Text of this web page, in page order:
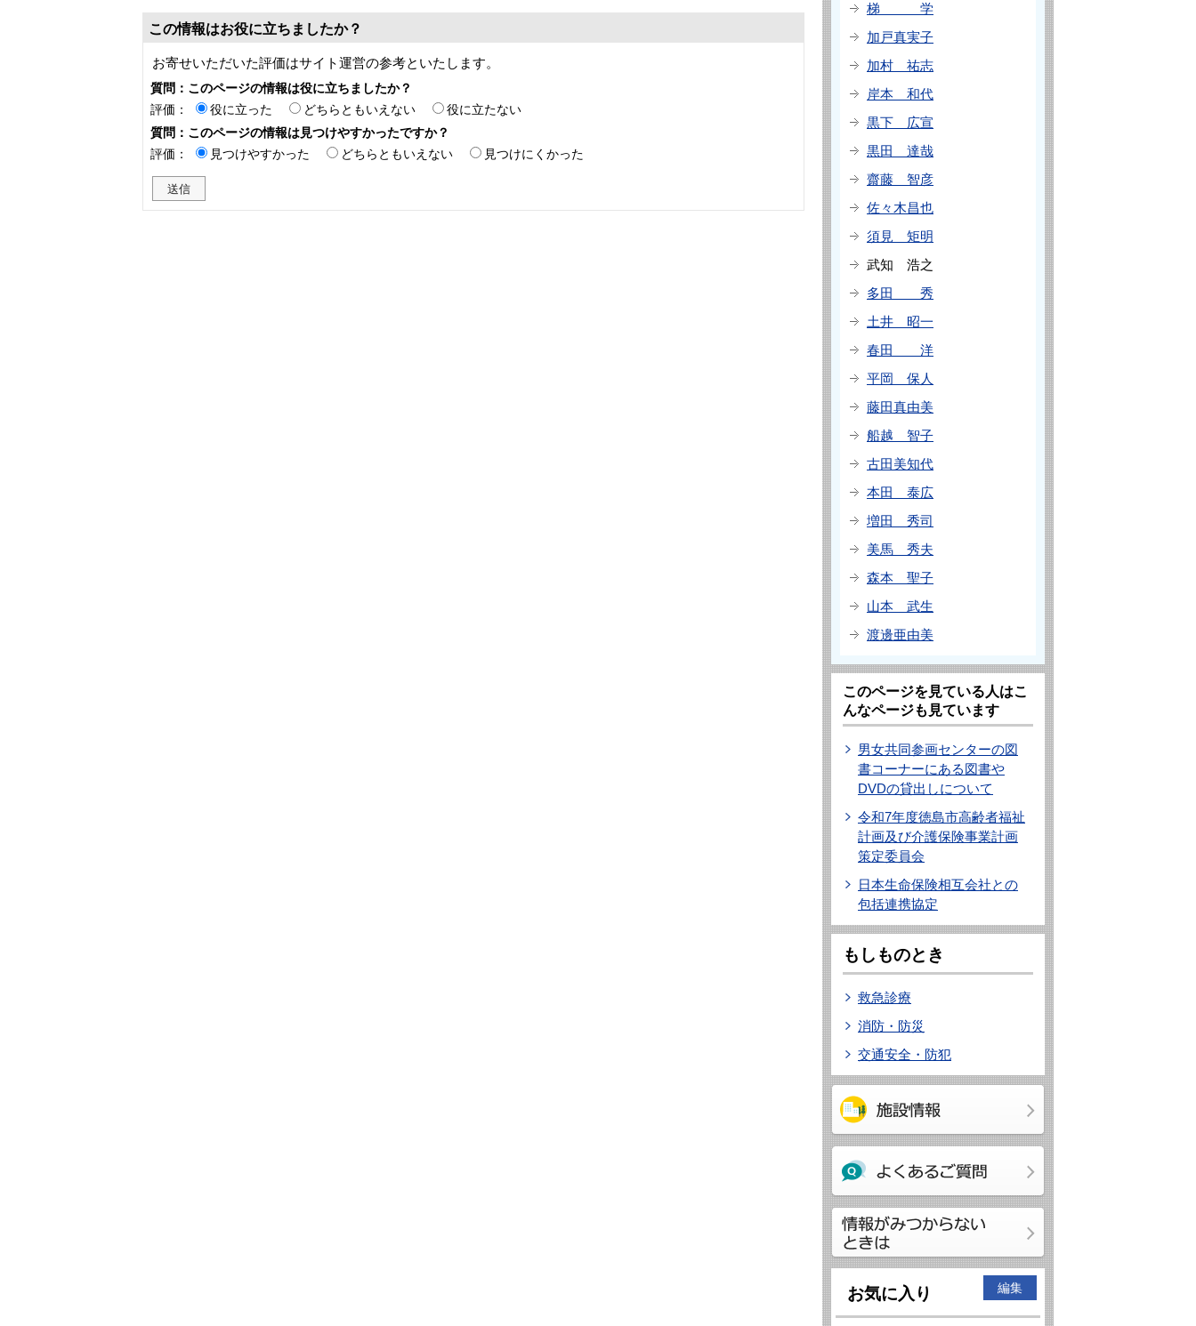
この情報はお役に立ちましたか？
お寄せいただいた評価はサイト運営の参考といたします。
質問：このページの情報は役に立ちましたか？
評価：
役に立った どちらともいえない
役に立たない
質問：このページの情報は見つけやすかったですか？
評価：
見つけやすかった どちらともいえない 見つけにくかった
梯 学
加戸真実子
加村 祐志
岸本 和代
黒下 広宣
黒田 達哉
齋藤 智彦
佐々木昌也
須見 矩明
武知 浩之
多田 秀
土井 昭一
春田 洋
平岡 保人
藤田真由美
船越 智子
古田美知代
本田 泰広
増田 秀司
美馬 秀夫
森本 聖子
山本 武生
渡邊亜由美
このページを見ている人はこ
んなページも見ています
男女共同参画センターの図
書コーナーにある図書や
DVDの貸出しについて
令和7年度徳島市高齢者福祉
計画及び介護保険事業計画
策定委員会
日本生命保険相互会社との
包括連携協定
もしものとき
救急診療
消防・防災
交通安全・防犯
お気に入り 編集